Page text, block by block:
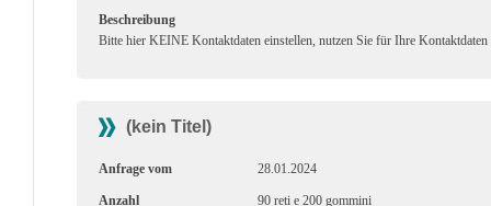
Beschreibung
Bitte hier KEINE Kontaktdaten einstellen, nutzen Sie für Ihre
(kein Titel)
Anfrage vom 28.01.2024
Anzahl 90 reti e 200 gommini